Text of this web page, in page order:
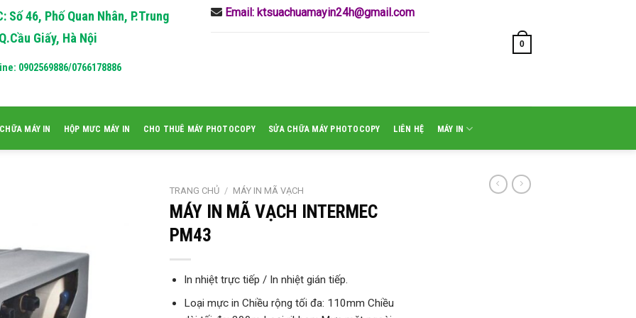
Số 46, Phố Quan Nhân, P.Trung
Giấy, Hà Nội
0902569886/0766178886
Email: ktsuachuamayin24h@gmail.com
0
MÁY IN HỘP MƯC MÁY IN CHO THUÊ MÁY PHOTOCOPY SỬA CHỮA MÁY PHOTOCOPY LIÊN HỆ MÁY IN
TRANG CHỦ / MÁY IN MÃ VẠCH
MÁY IN MÃ VẠCH INTERMEC
PM43
In nhiệt trực tiếp / In nhiệt gián tiếp.
Loại mực in Chiều rộng tối đa: 110mm Chiều